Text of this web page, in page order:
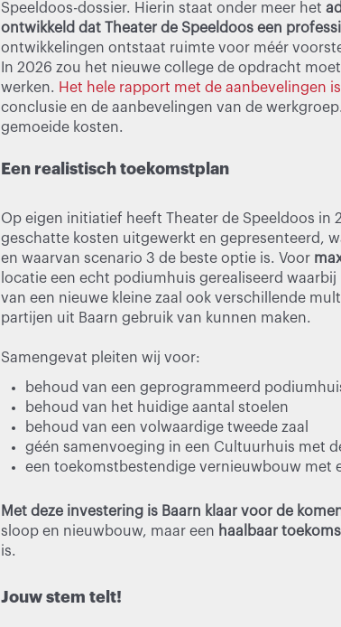
Speeldoos-dossier. Hierin staat onder meer het
ontwikkeld dat Theater de Speeldoos een
ontwikkelingen ontstaat ruimte voor méér
In 2026 zou het nieuwe college de opdracht
werken. Het hele rapport met de aanbevelingen
conclusie en de aanbevelingen van de
gemoeide kosten.
Een realistisch toekomstplan
Op eigen initiatief heeft Theater de Speeldoos in
geschatte kosten uitgewerkt en gepresenteerd,
en waarvan scenario 3 de beste optie is. Voor
locatie een echt podiumhuis gerealiseerd
van een nieuwe kleine zaal ook verschillende
partijen uit Baarn gebruik van kunnen maken.
Samengevat pleiten wij voor:
behoud van een geprogrammeerd
behoud van het huidige aantal stoelen
behoud van een volwaardige tweede zaal
géén samenvoeging in een Cultuurhuis met
een toekomstbestendige vernieuwbouw met
Met deze investering is Baarn klaar voor de
sloop en nieuwbouw, maar een haalbaar
is.
Jouw stem telt!